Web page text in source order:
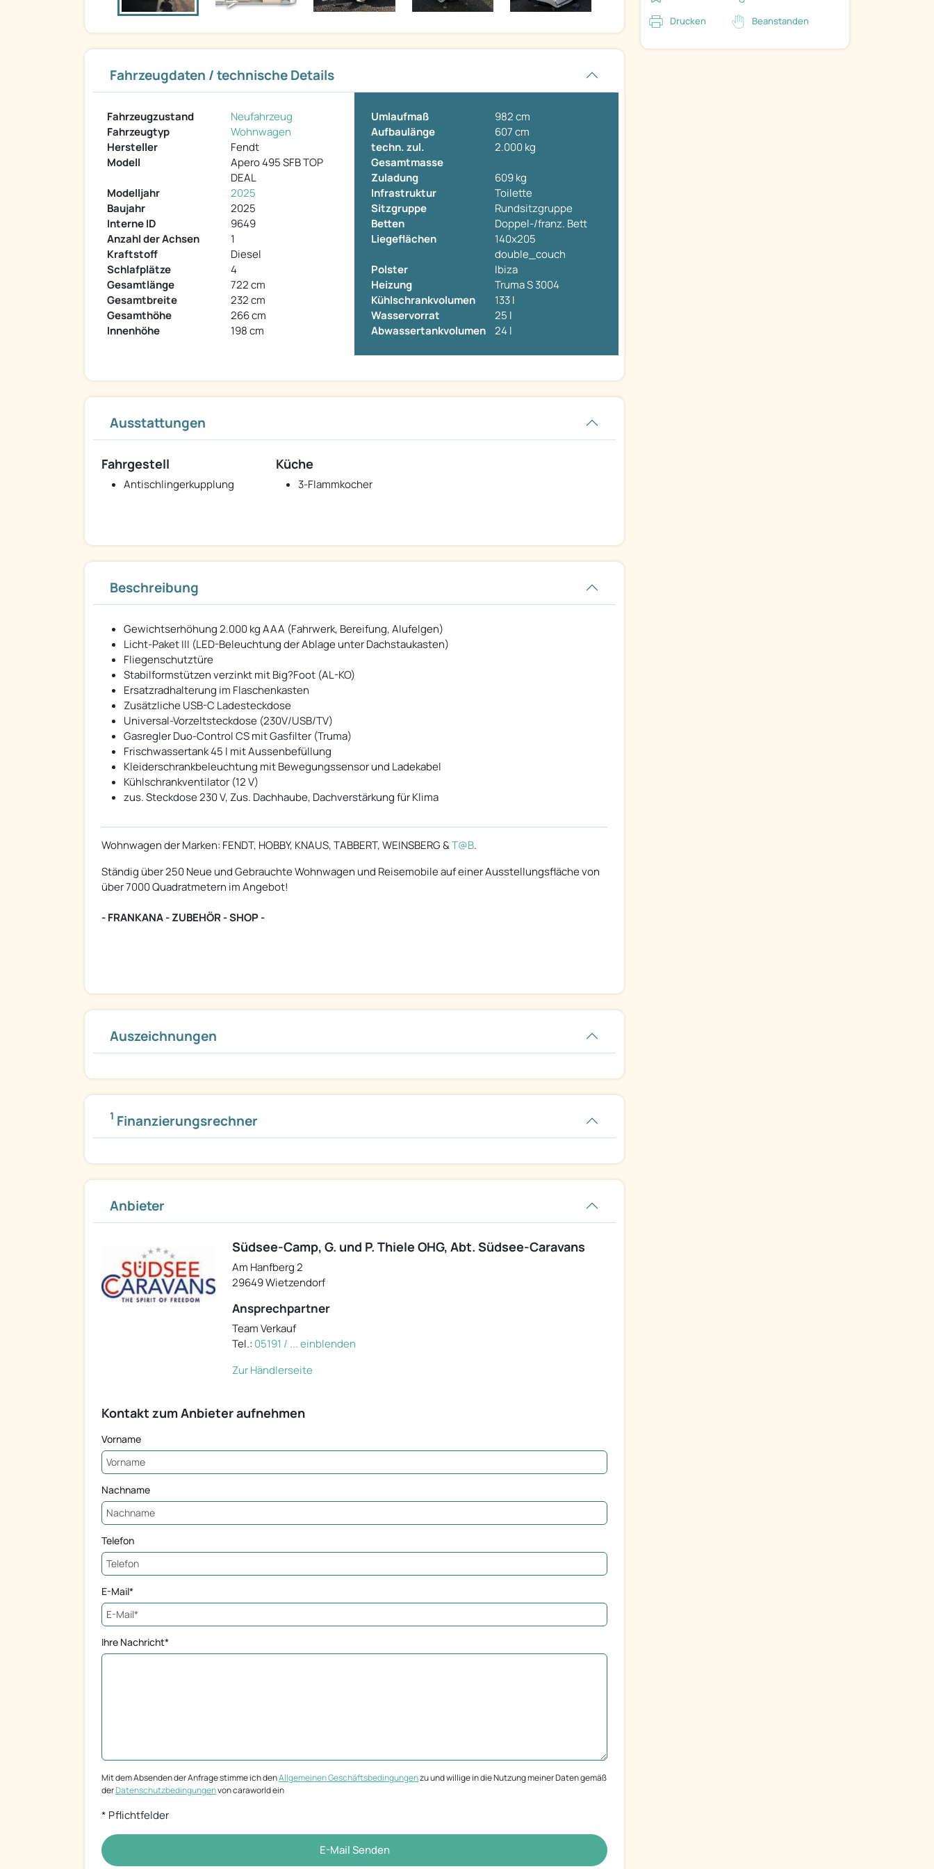
Fahrzeugdaten / technische Details
Fahrzeugzustand
Neufahrzeug
Fahrzeugtyp
Wohnwagen
Hersteller
Fendt
Modell
Apero 495 SFB TOP
DEAL
Modelljahr
2025
Baujahr
2025
Interne ID
9649
Anzahl der Achsen
1
Kraftstoff
Diesel
Schlafplätze
4
Gesamtlänge
722 cm
Gesamtbreite
232 cm
Gesamthöhe
266 cm
Innenhöhe
198 cm
Umlaufmaß
982 cm
Aufbaulänge
607 cm
techn. zul.
Gesamtmasse
2.000 kg
Zuladung
609 kg
Infrastruktur
Toilette
Sitzgruppe
Rundsitzgruppe
Betten
Doppel-/franz. Bett
Liegeflächen
140x205
double_couch
Polster
Ibiza
Heizung
Truma S 3004
Kühlschrankvolumen
133 l
Wasservorrat
25 l
Abwassertankvolumen
24 l
Ausstattungen
Fahrgestell
Antischlingerkupplung
Küche
3-Flammkocher
Beschreibung
Gewichtserhöhung 2.000 kg AAA (Fahrwerk, Bereifung, Alufelgen)
Licht-Paket III (LED-Beleuchtung der Ablage unter Dachstaukasten)
Fliegenschutztüre
Stabilformstützen verzinkt mit Big?Foot (AL-KO)
Ersatzradhalterung im Flaschenkasten
Zusätzliche USB-C Ladesteckdose
Universal-Vorzeltsteckdose (230V/USB/TV)
Gasregler Duo-Control CS mit Gasfilter (Truma)
Frischwassertank 45 l mit Aussenbefüllung
Kleiderschrankbeleuchtung mit Bewegungssensor und Ladekabel
Kühlschrankventilator (12 V)
zus. Steckdose 230 V, Zus. Dachhaube, Dachverstärkung für Klima
Wohnwagen der Marken: FENDT, HOBBY, KNAUS, TABBERT, WEINSBERG &T@B.
Ständig über 250 Neue und Gebrauchte Wohnwagen und Reisemobile auf einer Ausstellungsfläche von
über 7000 Quadratmetern im Angebot!
- FRANKANA - ZUBEHÖR - SHOP -
Auszeichnungen
1 Finanzierungsrechner
Anbieter
Südsee-Camp, G. und P. Thiele OHG, Abt. Südsee-Caravans
Am Hanfberg 2
29649 Wietzendorf
Ansprechpartner
Team Verkauf
Tel.: 05191 / ... einblenden
Zur Händlerseite
Kontakt zum Anbieter aufnehmen
Vorname
Nachname
Telefon
E-Mail*
Ihre Nachricht*
Mit dem Absenden der Anfrage stimme ich denAllgemeinen Geschäftsbedingungenzu und willige in die Nutzung meiner Daten gemäß
derDatenschutzbedingungenvon caraworld ein
* Pflichtfelder
E-Mail Senden
Drucken Beanstanden